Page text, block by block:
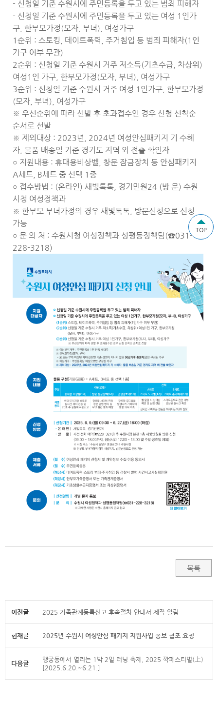
- 신청일 기준 수원시에 주민등록을 두고 있는 범죄 피해자
- 신청일 기준 수원시에 주민등록을 두고 있는 여성 1인가
구, 한부모가정(모자, 부녀), 여성가구
1순위 : 스토킹, 데이트폭력, 주거침입 등 범죄 피해자(1인
가구 여부 무관)
2순위 : 신청일 기준 수원시 거주 저소득(기초수급, 차상위)
여성1인 가구, 한부모가정(모자, 부녀), 여성가구
3순위 : 신청일 기준 수원시 거주 여성 1인가구, 한부모가정
(모자, 부녀), 여성가구
※ 우선순위에 따라 선발 후 초과접수인 경우 신청 선착순
순서로 선발
※ 제외대상 : 2023년, 2024년 여성안심패키지 기 수혜
자, 물품 배송일 기준 경기도 지역 외 전출 확인자
○ 지원내용 : 휴대용비상벨, 창문 잠금장치 등 안심패키지
A세트, B세트 중 선택 1종
○ 접수방법 : (온라인) 새빛톡톡, 경기민원24 (방 문) 수원
시청 여성정책과
※ 한부모 부녀가정의 경우 새빛톡톡, 방문신청으로 신청
가능
○ 문 의 처 : 수원시청 여성정책과 성평등정책팀(☎031-
228-3218)
목록
이전글 2025 가족관계등록신고 후속절차 안내서 제작 알림
현재글 2025년 수원시 여성안심 패키지 지원사업 홍보 협조 요청
다음글
행궁동에서 열리는 1박 2일 러닝 축제, 2025 깍페스티벌(上)
[2025.6.20.~6.21.]
TOP